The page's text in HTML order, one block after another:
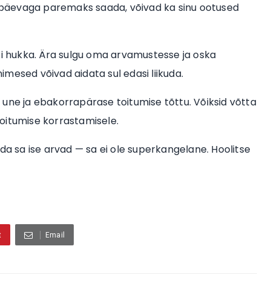
paremaks saada, võivad ka sinu ootused
Ära sulgu oma arvamustesse ja oska
võivad aidata sul edasi liikuda.
ja ebakorrapärase toitumise tõttu. Võiksid võtta
korrastamisele.
sa ise arvad — sa ei ole superkangelane. Hoolitse
Email